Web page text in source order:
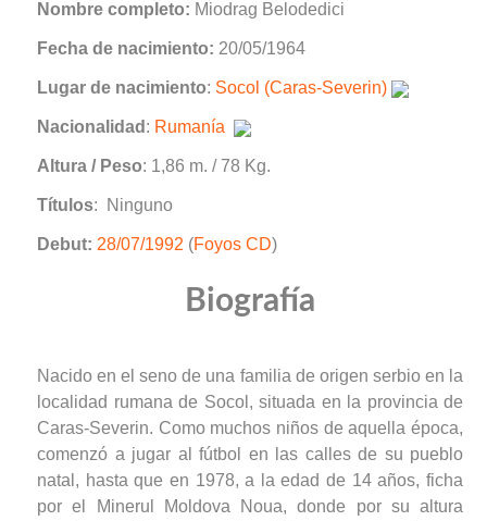
Nombre completo: Miodrag Belodedici
Fecha de nacimiento: 20/05/1964
Lugar de nacimiento: Socol (Caras-Severin)
Nacionalidad : Rumanía
Altura / Peso: 1,86 m. / 78 Kg.
Títulos: Ninguno
Debut: 28/07/1992 (Foyos CD)
Biografía
Nacido en el seno de una familia de origen serbio en la
localidad rumana de Socol, situada en la provincia de
Caras-Severin. Como muchos niños de aquella época,
comenzó a jugar al fútbol en las calles de su pueblo
natal, hasta que en 1978, a la edad de 14 años, ficha
por el Minerul Moldova Noua, donde por su altura